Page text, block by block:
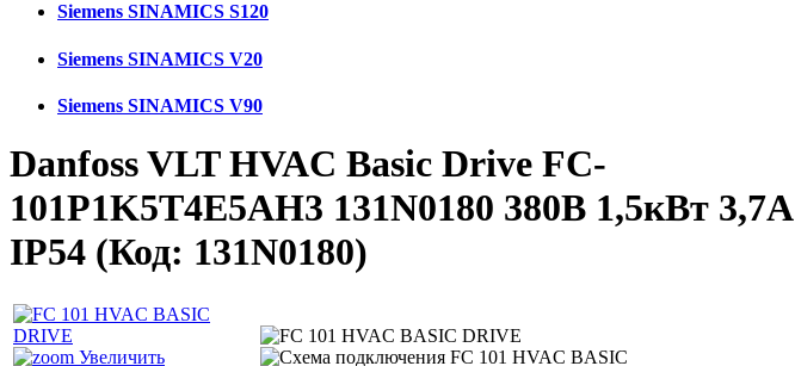
Siemens SINAMICS S120
Siemens SINAMICS V20
Siemens SINAMICS V90
Danfoss VLT HVAC Basic Drive FC-
101P1K5T4E5АH3 131N0180 380В 1,5кВт 3,7А
IP54 (Код: 131N0180)
Увеличить